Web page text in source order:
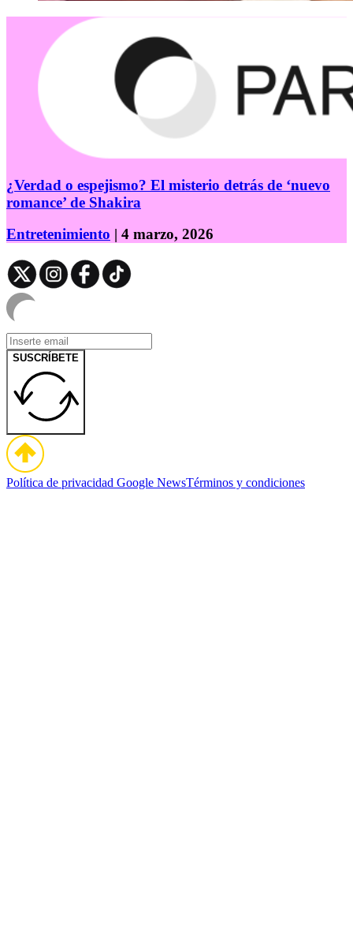
¿Verdad o espejismo? El misterio detrás de ‘nuevo
romance’ de Shakira
Entretenimiento | 4 marzo, 2026
SUSCRÍBETE
Política de privacidad Google NewsTérminos y condiciones